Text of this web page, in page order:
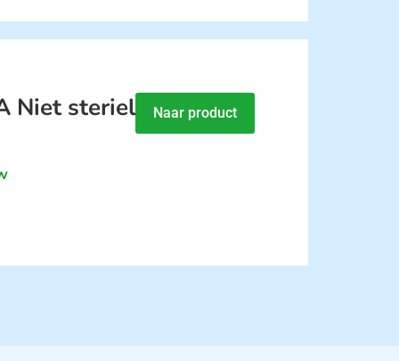
Naar product
Niet steriel